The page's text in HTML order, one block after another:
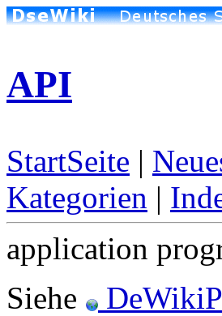
API
StartSeite |
Kategorien |
application
Siehe